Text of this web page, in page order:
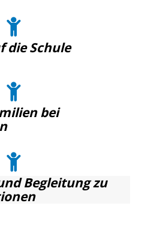
die Schule
bei
Begleitung zu